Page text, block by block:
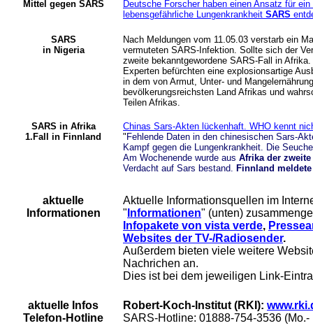
Mittel gegen SARS
Deutsche Forscher haben einen Ansatz für ein
lebensgefährliche Lungenkrankheit SARS
SARS
in Nigeria
Nach Meldungen vom 11.05.03 verstarb ein
vermuteten SARS-Infektion. Sollte sich der
zweite bekanntgewordene SARS-Fall in Afrika.
Experten befürchten eine explosionsartige
in dem von Armut, Unter- und
bevölkerungsreichsten Land Afrikas und
Teilen Afrikas.
SARS in Afrika
1.Fall in Finnland
Chinas Sars-Akten lückenhaft. WHO kennt
" Fehlende Daten in den chinesischen Sars-
Kampf gegen die Lungenkrankheit. Die
Am Wochenende wurde aus Afrika der
Verdacht auf Sars bestand. Finnland
aktuelle
Informationen
Aktuelle Informationsquellen im
" Informationen" (unten)
Infopakete von vista verde,
Websites der TV-/Radiosender.
Außerdem bieten viele weitere
Nachrichen an.
Dies ist bei dem jeweiligen Link-
aktuelle Infos
Telefon-Hotline
Robert-Koch-Institut (RKI):
SARS-Hotline: 01888-754-3536 (Mo.-